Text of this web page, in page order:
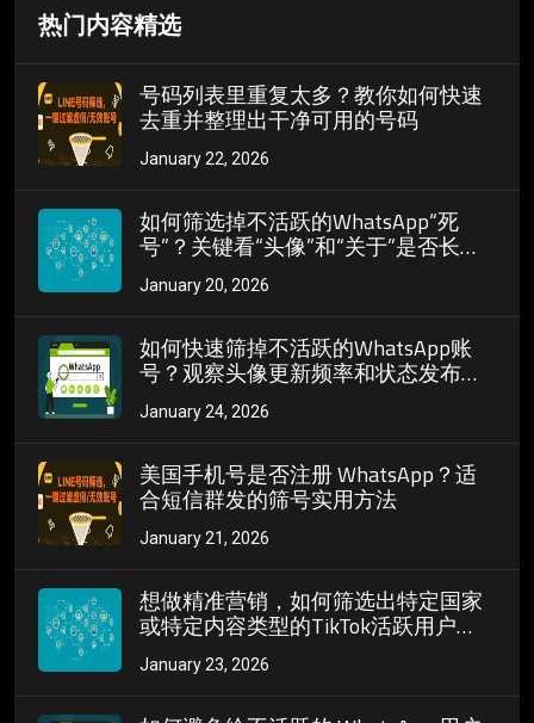
热门内容精选
号码列表里重复太多？教你如何快速
去重并整理出干净可用的号码
January 22, 2026
如何筛选掉不活跃的WhatsApp“死
号”？关键看“头像”和“关于”是否长期
未更新
January 20, 2026
如何快速筛掉不活跃的WhatsApp账
号？观察头像更新频率和状态发布习
惯
January 24, 2026
美国手机号是否注册 WhatsApp？适
合短信群发的筛号实用方法
January 21, 2026
想做精准营销，如何筛选出特定国家
或特定内容类型的TikTok活跃用户
ID？
January 23, 2026